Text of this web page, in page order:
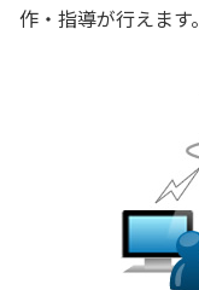
作・指導が行えます。